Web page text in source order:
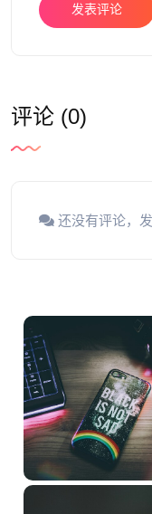
发表评论
评论 (0)
还没有评论，